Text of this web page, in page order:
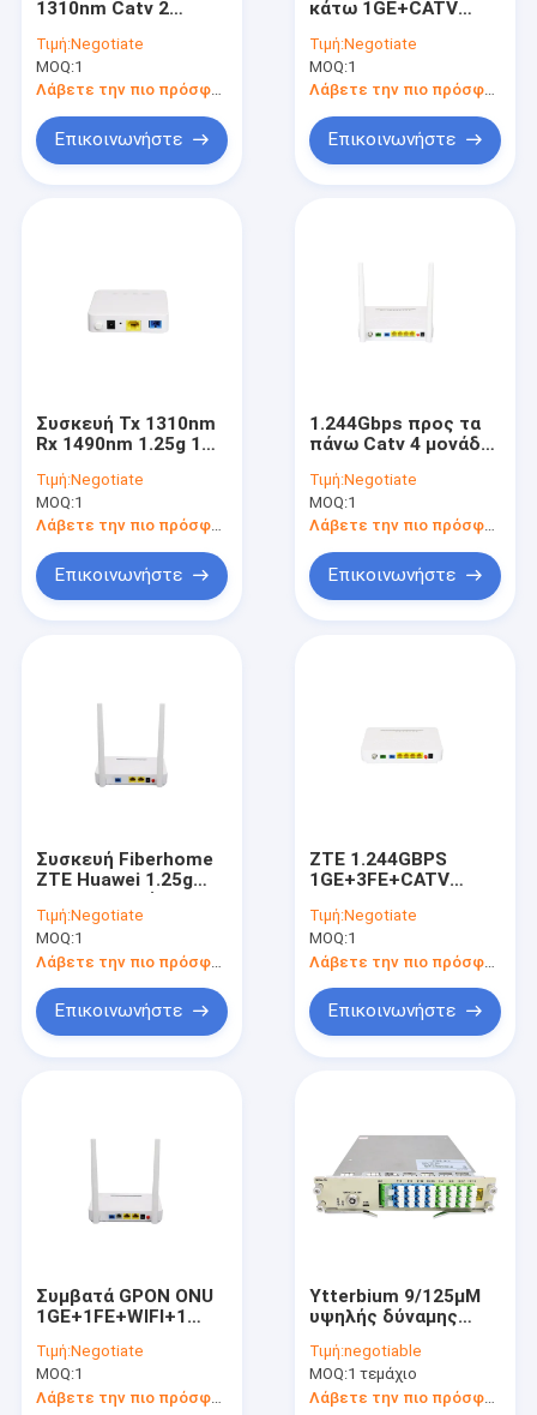
1310nm Catv 2
ONU
Τιμή:Negotiate
MOQ:1
Λάβετε την πιο πρόσφατη τιμή
Επικοινωνήστε
κάτω 1GE+CATV
Τιμή:Negotiate
MOQ:1
Λάβετε την πιο πρόσφατη τιμή
Επικοινωνήστε
Συσκευή Tx 1310nm
Rx 1490nm 1.25g 1Ge
Τιμή:Negotiate
MOQ:1
Λάβετε την πιο πρόσφατη τιμή
Επικοινωνήστε
1.244Gbps προς τα
πάνω Catv 4 μονάδα
δρομολογητών Wifi
λιμένων
Τιμή:Negotiate
MOQ:1
Λάβετε την πιο πρόσφατη τιμή
Επικοινωνήστε
Συσκευή Fiberhome
ZTE Huawei 1.25g
BOSA
Τιμή:Negotiate
MOQ:1
Λάβετε την πιο πρόσφατη τιμή
Επικοινωνήστε
ZTE 1.244GBPS
1GE+3FE+CATV
Τιμή:Negotiate
MOQ:1
Επικοινωνήστε
Συμβατά GPON ONU
1GE+1FE+WIFI+1
Τιμή:Negotiate
MOQ:1
Λάβετε την πιο πρόσφατη τιμή
Ytterbium 9/125μM
υψηλής δύναμης
οπτικής ίνας
Τιμή:negotiable
MOQ:1 τεμάχιο